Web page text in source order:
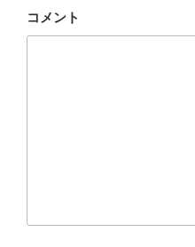
コメント